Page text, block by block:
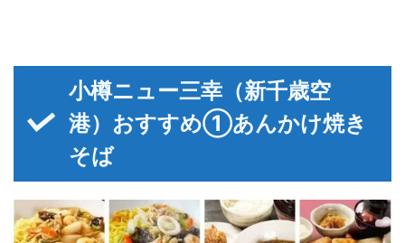
小樽ニュー三幸（新千歳空
港）おすすめ①あんかけ焼き
そば